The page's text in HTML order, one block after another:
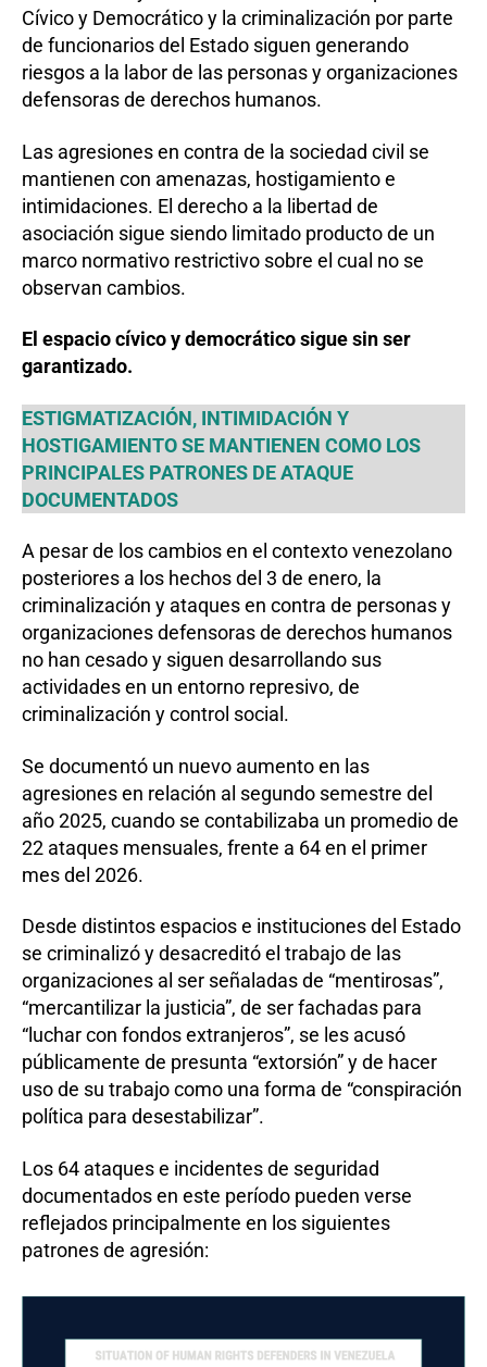
Cívico y Democrático y la criminalización por parte
de funcionarios del Estado siguen generando
riesgos a la labor de las personas y organizaciones
defensoras de derechos humanos.
Las agresiones en contra de la sociedad civil se
mantienen con amenazas, hostigamiento e
intimidaciones. El derecho a la libertad de
asociación sigue siendo limitado producto de un
marco normativo restrictivo sobre el cual no se
observan cambios.
El espacio cívico y democrático sigue sin ser
garantizado.
ESTIGMATIZACIÓN, INTIMIDACIÓN Y
HOSTIGAMIENTO SE MANTIENEN COMO LOS
PRINCIPALES PATRONES DE ATAQUE
DOCUMENTADOS
A pesar de los cambios en el contexto venezolano
posteriores a los hechos del 3 de enero, la
criminalización y ataques en contra de personas y
organizaciones defensoras de derechos humanos
no han cesado y siguen desarrollando sus
actividades en un entorno represivo, de
criminalización y control social.
Se documentó un nuevo aumento en las
agresiones en relación al segundo semestre del
año 2025, cuando se contabilizaba un promedio de
22 ataques mensuales, frente a 64 en el primer
mes del 2026.
Desde distintos espacios e instituciones del Estado
se criminalizó y desacreditó el trabajo de las
organizaciones al ser señaladas de “mentirosas”,
“mercantilizar la justicia”, de ser fachadas para
“luchar con fondos extranjeros”, se les acusó
públicamente de presunta “extorsión” y de hacer
uso de su trabajo como una forma de “conspiración
política para desestabilizar”.
Los 64 ataques e incidentes de seguridad
documentados en este período pueden verse
reflejados principalmente en los siguientes
patrones de agresión: